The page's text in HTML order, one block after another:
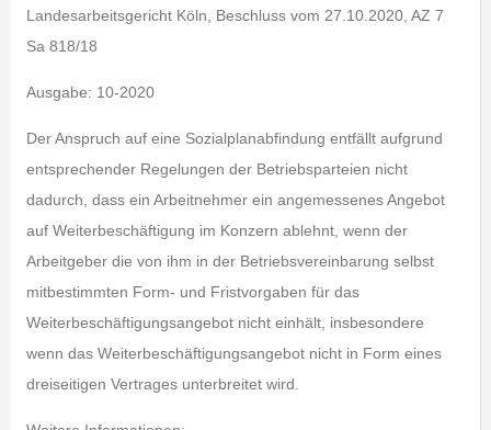
Landesarbeitsgericht Köln, Beschluss vom 27.10.2020, AZ 7
Sa 818/18
Ausgabe: 10-2020
Der Anspruch auf eine Sozialplanabfindung entfällt aufgrund
entsprechender Regelungen der Betriebsparteien nicht
dadurch, dass ein Arbeitnehmer ein angemessenes Angebot
auf Weiterbeschäftigung im Konzern ablehnt, wenn der
Arbeitgeber die von ihm in der Betriebsvereinbarung selbst
mitbestimmten Form- und Fristvorgaben für das
Weiterbeschäftigungsangebot nicht einhält, insbesondere
wenn das Weiterbeschäftigungsangebot nicht in Form eines
dreiseitigen Vertrages unterbreitet wird.